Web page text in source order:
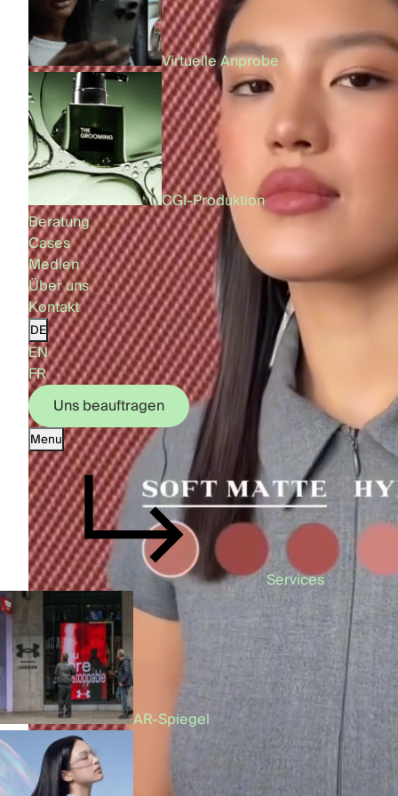
Virtuelle Anprobe
CGI-Produktion
Beratung
Cases
Medien
Über uns
Kontakt
DE
EN
FR
Uns beauftragen
Uns beauftragen
Menu
Services
AR-Spiegel